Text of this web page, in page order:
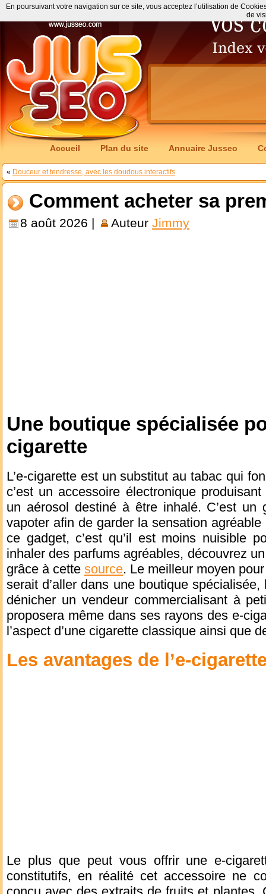
Accueil Plan du site Annuaire Jusseo
« Douceur et tendresse, avec les doudous interactifs
Comment acheter sa
8 août 2026 | Auteur Jimmy
Une boutique spécialisée
cigarette
L’e-cigarette est un substitut au tabac qui
c’est un accessoire électronique
un aérosol destiné à être inhalé. C’est un
vapoter afin de garder la sensation
ce gadget, c’est qu’il est moins nuisible
inhaler des parfums agréables, découvrez
grâce à cette source. Le meilleur moyen
serait d’aller dans une boutique
dénicher un vendeur commercialisant à
proposera même dans ses rayons des e-
l’aspect d’une cigarette classique ainsi que
Les avantages de l’e-
Le plus que peut vous offrir une e-
constitutifs, en réalité cet accessoire ne
En poursuivant votre navigation sur ce site, vous acceptez l’utilisation de
de